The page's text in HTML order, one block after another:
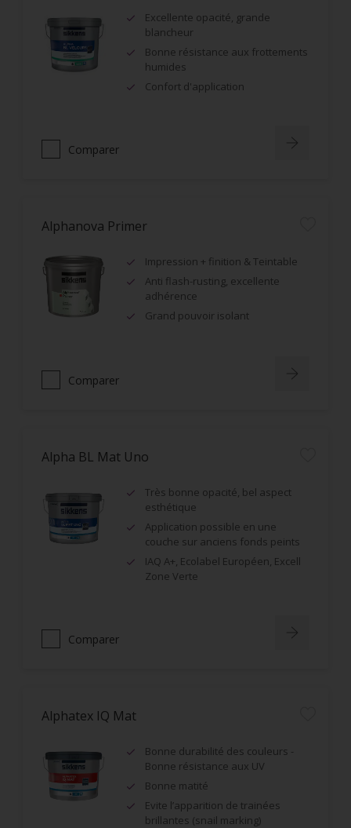
Excellente opacité, grande
blancheur
Bonne résistance aux frottements
humides
Confort d'application
Comparer
Alphanova Primer
Impression + finition & Teintable
Anti flash-rusting, excellente
adhérence
Grand pouvoir isolant
Comparer
Alpha BL Mat Uno
Très bonne opacité, bel aspect
esthétique
Application possible en une
couche sur anciens fonds peints
IAQ A+, Ecolabel Européen, Excell
Zone Verte
Comparer
Alphatex IQ Mat
Bonne durabilité des couleurs -
Bonne résistance aux UV
Bonne matité
Evite l’apparition de trainées
brillantes (snail marking)